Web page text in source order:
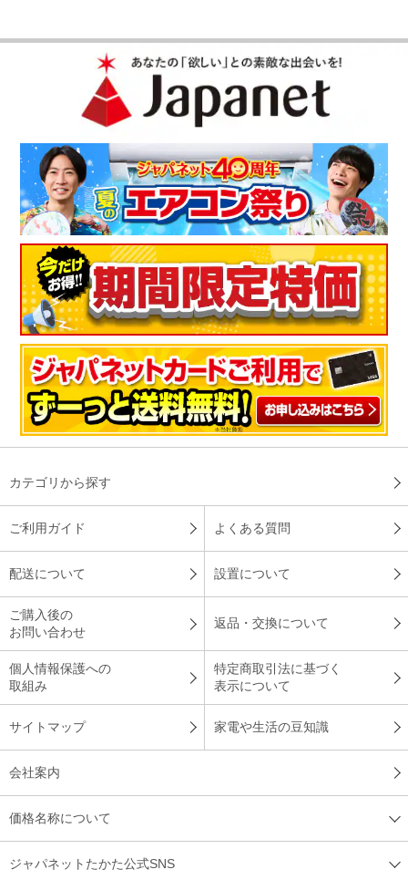
これからの季節にピッタリ！
使用前、洗濯したときからヒンヤリ感を感じました。これから
の季節にピッタリ！なにより三点セット、頭、身体の両面から
冷やせるのは良いと思います！
（長崎県60代N.M様）
夏場も快適に使用できると思います！
今年の夏も暑くなりそうなので電気代節約のため購入しまし
た。肌触りもよく、夏場も快適に使用できると思います。
（三重県50代U.E様）
とても気にいりました！
夏用の寝具が欲しかったので購入しました。接触冷感の製品は
初めてでしたが、大変心地良くまた色もブル－系で涼しげでと
（埼玉県
孫が泊まりに来るので購入！
夏休みに孫が泊まりに来るので購入しました。孫に聞いたら冷
たくて気持ちが良いとのことでした！
（ 兵庫県70代
りがよく涼やかで快適でした。洗濯しても快適さは変わりませ
カテゴリから探す
ご利用ガイド よくある質問
配送について 設置について
ご購入後の
お問い合わせ
返品・交換について
個人情報保護への
取組み
特定商取引法に基づく
表示について
サイトマップ 家電や生活の豆知識
会社案内
価格名称について
ジャパネットたかた公式SNS